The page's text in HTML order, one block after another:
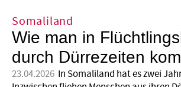
Somaliland
Wie man in
durch Dürrezeiten
23.04.2026 In Somaliland hat es zwei